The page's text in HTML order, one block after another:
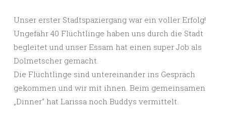
Unser erster Stadtspaziergang war ein voller Erfolg!
Ungefähr 40 Flüchtlinge haben uns durch die Stadt
begleitet und unser Essam hat einen super Job als
Dolmetscher gemacht.
Die Flüchtlinge sind untereinander ins Gespräch
gekommen und wir mit ihnen. Beim gemeinsamen
„Dinner“ hat Larissa noch Buddys vermittelt.